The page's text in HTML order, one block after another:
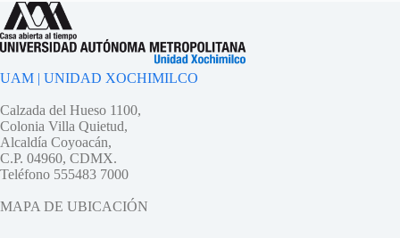
UAM | UNIDAD XOCHIMILCO
Calzada del Hueso 1100,
Colonia Villa Quietud,
Alcaldía Coyoacán,
C.P. 04960, CDMX.
Teléfono 555483 7000
MAPA DE UBICACIÓN